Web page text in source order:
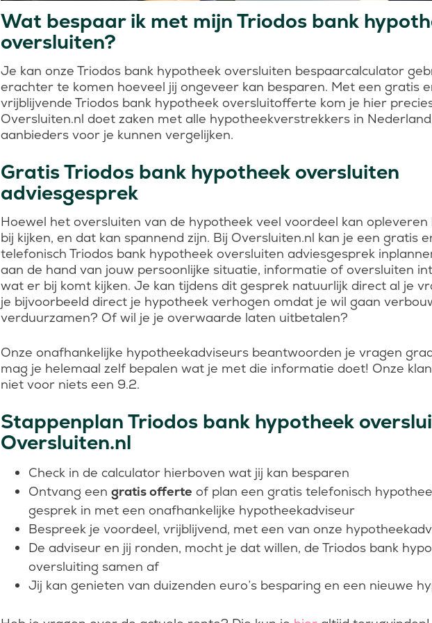
Wat bespaar ik met mijn Triodos bank
oversluiten?
Je kan onze Triodos bank hypotheek oversluiten bespaarcalculator
erachter te komen hoeveel jij ongeveer kan besparen. Met een gratis
vrijblijvende Triodos bank hypotheek oversluitofferte kom je hier
Oversluiten.nl doet zaken met alle hypotheekverstrekkers in
aanbieders voor je kunnen vergelijken.
Gratis Triodos bank hypotheek oversluiten
adviesgesprek
Hoewel het oversluiten van de hypotheek veel voordeel kan
bij kijken, en dat kan spannend zijn. Bij Oversluiten.nl kan je een gratis
telefonisch Triodos bank hypotheek oversluiten adviesgesprek
aan de hand van jouw persoonlijke situatie, informatie of oversluiten
wat er bij komt kijken. Je kan tijdens dit gesprek natuurlijk direct al je
je bijvoorbeeld direct je hypotheek verhogen omdat je wil gaan
verduurzamen? Of wil je je overwaarde laten uitbetalen?
Onze onafhankelijke hypotheekadviseurs beantwoorden je vragen
mag je helemaal zelf bepalen wat je met die informatie doet! Onze
niet voor niets een 9.2.
Stappenplan Triodos bank hypotheek
Oversluiten.nl
Check in de calculator hierboven wat jij kan besparen
Ontvang een gratis offerte of plan een gratis telefonisch
gesprek in met een onafhankelijke hypotheekadviseur
Bespreek je voordeel, vrijblijvend, met een van onze
De adviseur en jij ronden, mocht je dat willen, de Triodos bank
oversluiting samen af
Jij kan genieten van duizenden euro’s besparing en een nieuwe